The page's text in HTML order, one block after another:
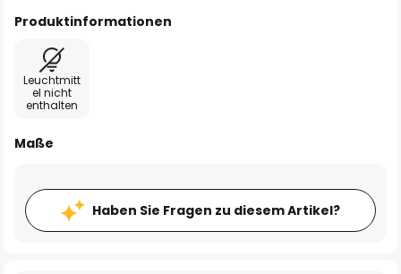
Produktinformationen
Leuchtmitt
el nicht
enthalten
Maße
Haben Sie Fragen zu diesem Artikel?